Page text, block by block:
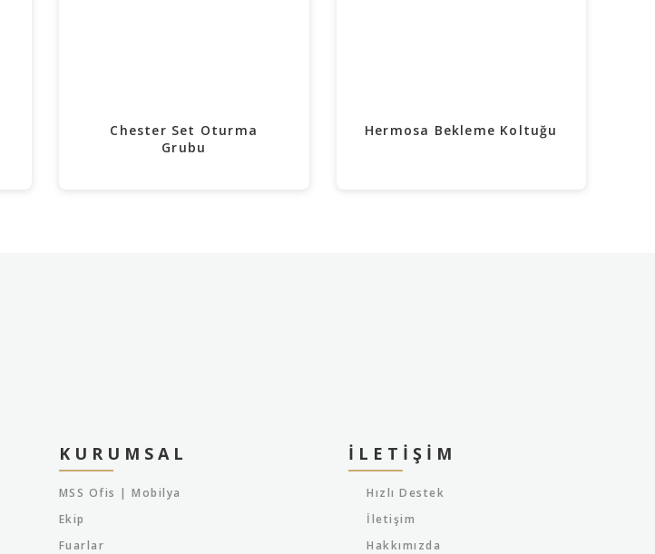
Chester Set Oturma
Grubu
Hermosa Bekleme Koltuğu
KURUMSAL
MSS Ofis | Mobilya
Ekip
Fuarlar
İLETIŞIM
Hızlı Destek
İletişim
Hakkımızda